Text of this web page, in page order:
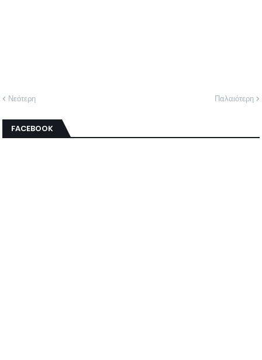
Νεότερη Παλαιότερη
FACEBOOK